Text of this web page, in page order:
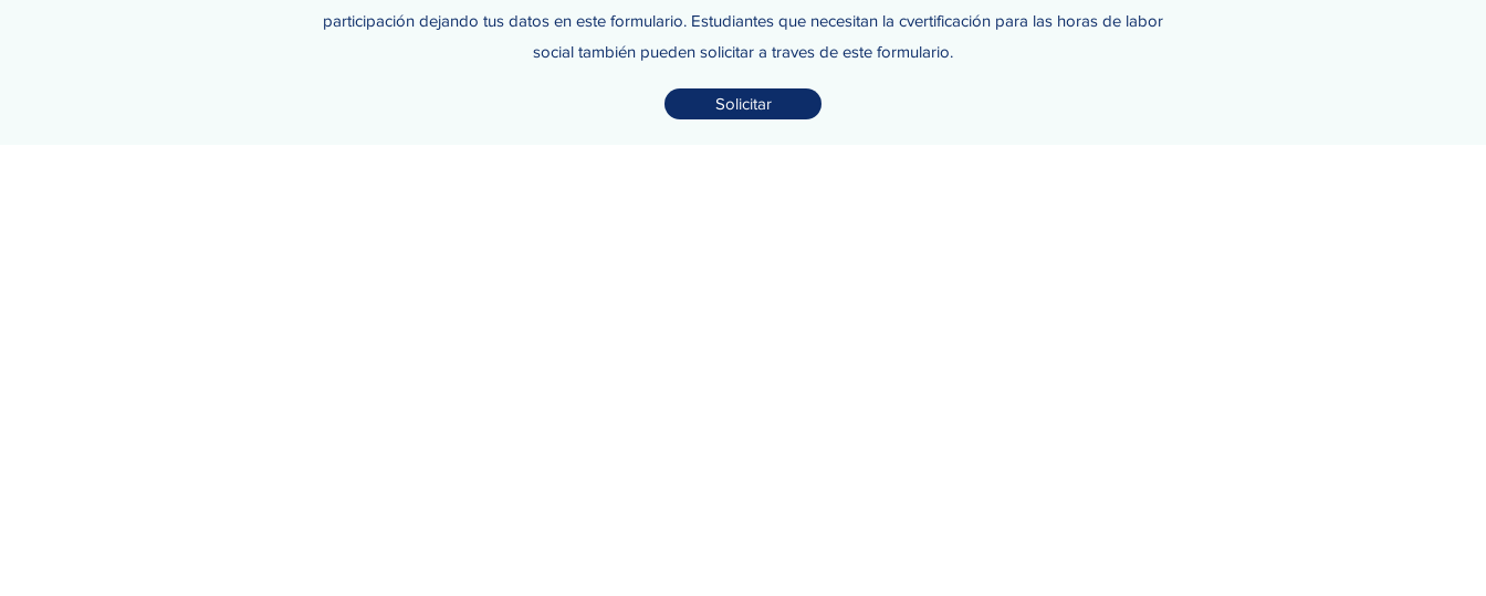
participación dejando tus datos en este formulario. Estudiantes que necesitan la cvertificación para las horas de labor
social también pueden solicitar a traves de este formulario.
Solicitar